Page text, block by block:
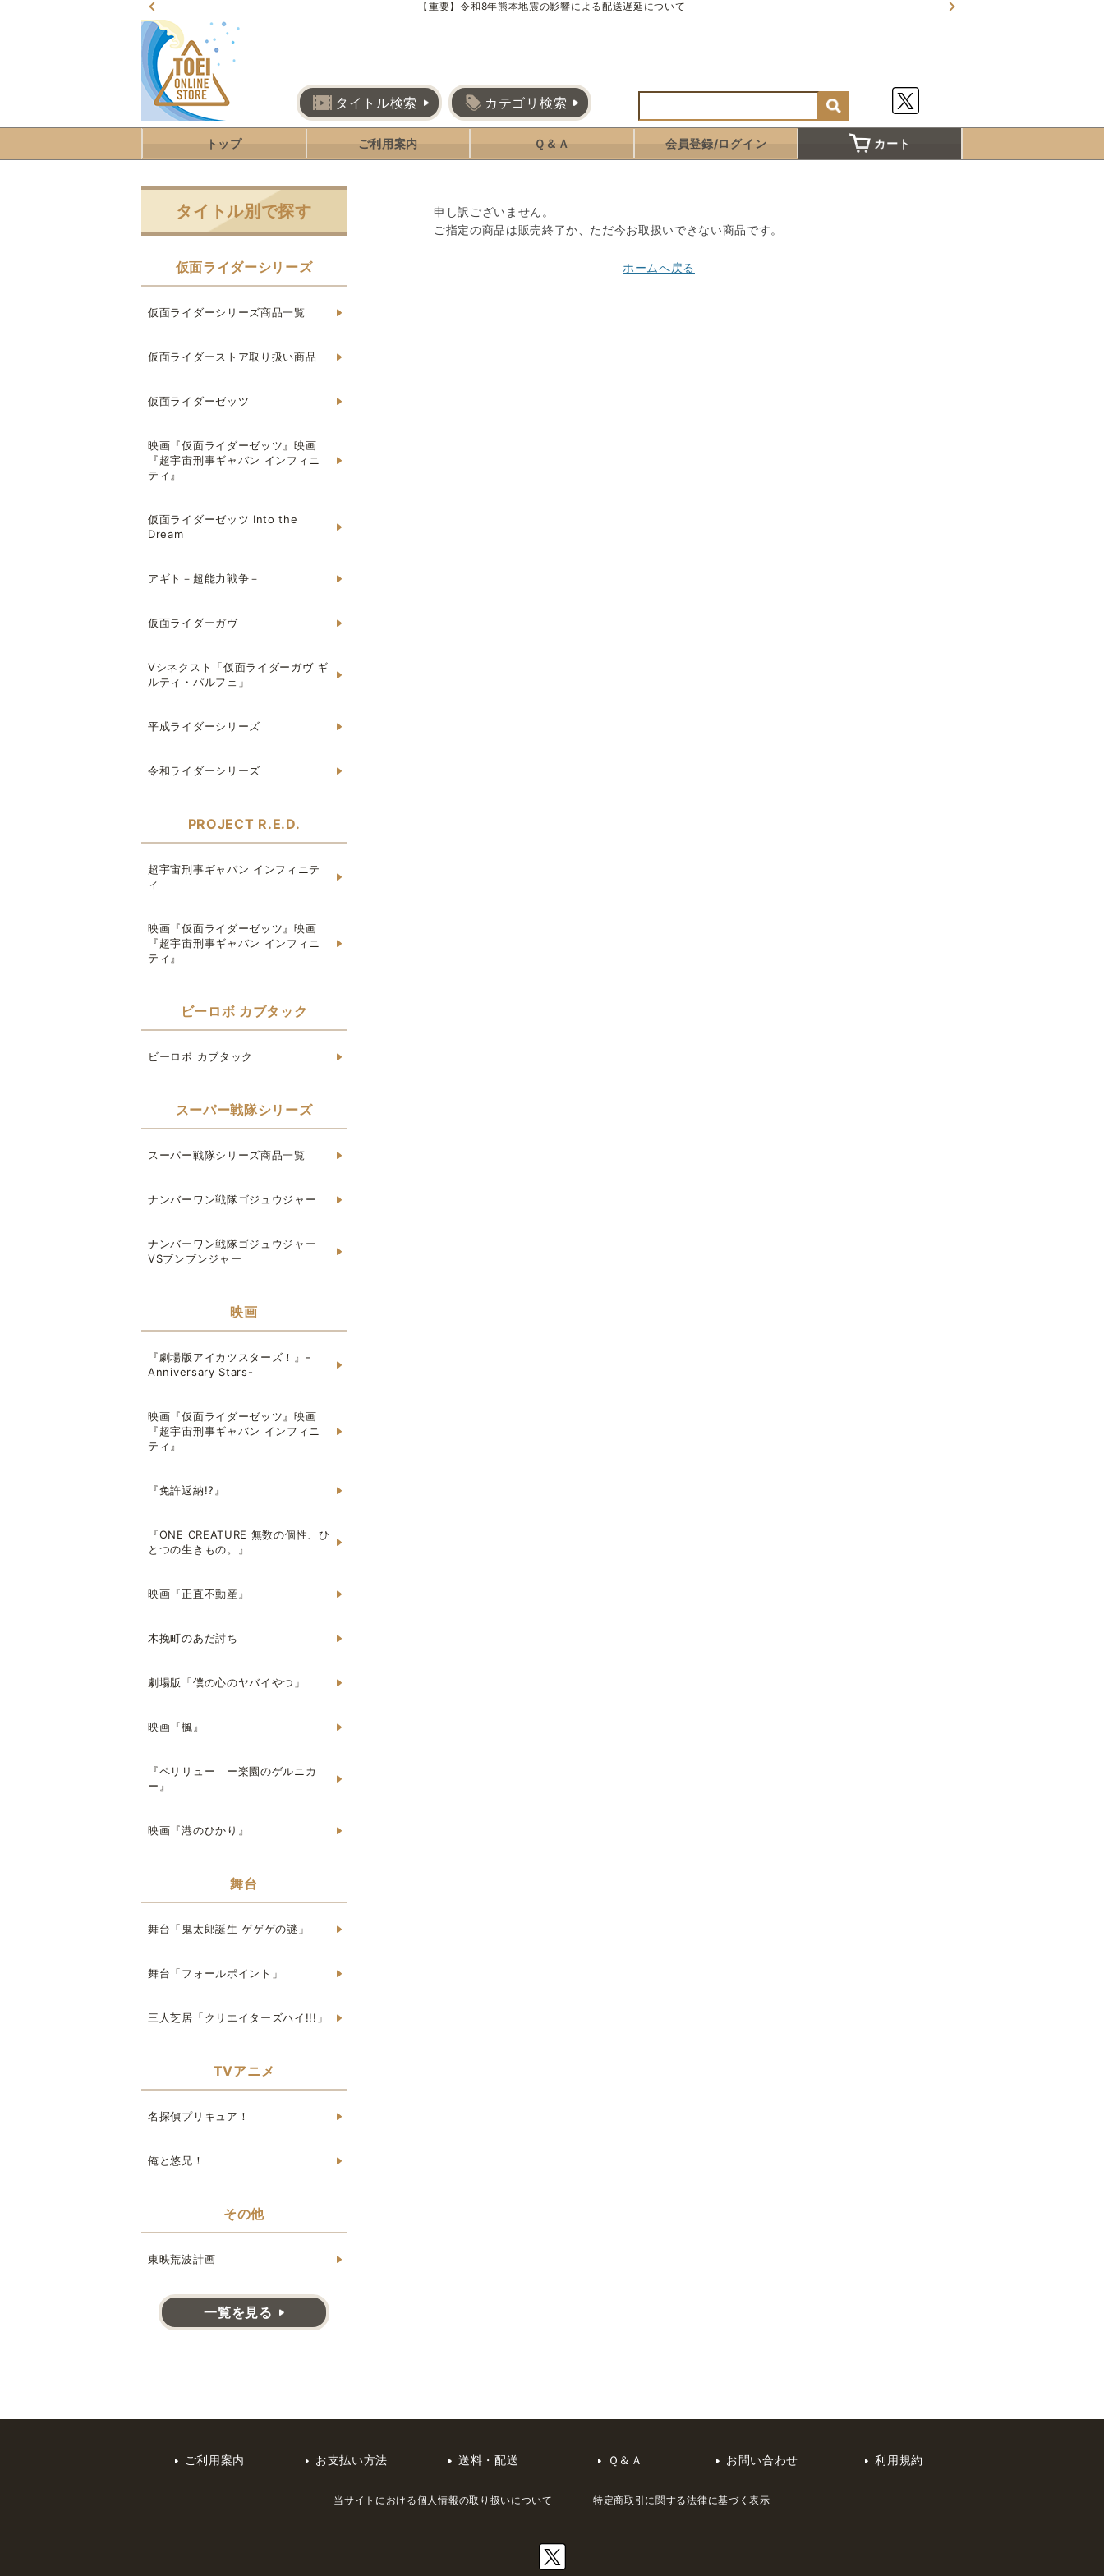
【重要】令和8年熊本地震の影響による配送遅延について
タイトル検索 カテゴリ検索
トップ ご利用案内 Ｑ＆Ａ 会員登録/ログイン カート
申し訳ございません。
ご指定の商品は販売終了か、ただ今お取扱いできない商品です。
ホームへ戻る
タイトル別で探す
仮面ライダーシリーズ
仮面ライダーシリーズ商品一覧
仮面ライダーストア取り扱い商品
仮面ライダーゼッツ
映画『仮面ライダーゼッツ』映画
『超宇宙刑事ギャバン インフィニ
ティ』
仮面ライダーゼッツ Into the
Dream
アギト－超能力戦争－
仮面ライダーガヴ
Vシネクスト「仮面ライダーガヴ ギ
ルティ・パルフェ」
平成ライダーシリーズ
令和ライダーシリーズ
PROJECT R.E.D.
超宇宙刑事ギャバン インフィニテ
ィ
映画『仮面ライダーゼッツ』映画
『超宇宙刑事ギャバン インフィニ
ティ』
ビーロボ カブタック
ビーロボ カブタック
スーパー戦隊シリーズ
スーパー戦隊シリーズ商品一覧
ナンバーワン戦隊ゴジュウジャー
ナンバーワン戦隊ゴジュウジャー
VSブンブンジャー
映画
『劇場版アイカツスターズ！』-
Anniversary Stars-
映画『仮面ライダーゼッツ』映画
『超宇宙刑事ギャバン インフィニ
ティ』
『免許返納!?』
『ONE CREATURE 無数の個性、ひ
とつの生きもの。』
映画『正直不動産』
木挽町のあだ討ち
劇場版「僕の心のヤバイやつ」
映画『楓』
『ペリリュー ー楽園のゲルニカ
ー』
映画『港のひかり』
舞台
舞台「鬼太郎誕生 ゲゲゲの謎」
舞台「フォールポイント」
三人芝居「クリエイターズハイ!!!」
TVアニメ
名探偵プリキュア！
俺と悠兄！
その他
東映荒波計画
一覧を見る
ご利用案内 お支払い方法 送料・配送 Ｑ＆Ａ お問い合わせ 利用規約
当サイトにおける個人情報の取り扱いについて 特定商取引に関する法律に基づく表示